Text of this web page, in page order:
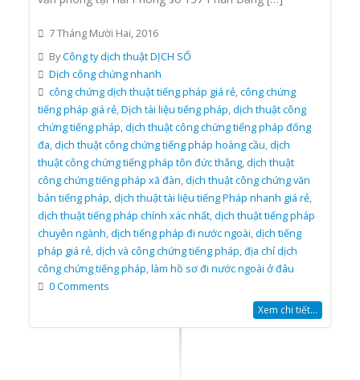
7 Tháng Mười Hai, 2016
ByCông ty dịch thuật DỊCH SỐ
Dịch công chứng nhanh
công chứng dịch thuật tiếng pháp giá rẻ,công chứng
tiếng pháp giá rẻ,Dịch tài liệu tiếng pháp,dịch thuật công
chứng tiếng pháp,dịch thuật công chứng tiếng pháp đống
đa,dịch thuật công chứng tiếng pháp hoàng cầu,dịch
thuật công chứng tiếng pháp tôn đức thắng,dịch thuật
công chứng tiếng pháp xã đàn,dịch thuật công chứng văn
bản tiếng pháp,dịch thuật tài liệu tiếng Pháp nhanh giá rẻ,
dịch thuật tiếng pháp chính xác nhất,dịch thuật tiếng pháp
chuyên ngành,dịch tiếng pháp đi nước ngoài,dịch tiếng
pháp giá rẻ,dịch và công chứng tiếng pháp,địa chỉ dịch
công chứng tiếng pháp,làm hồ sơ đi nước ngoài ở đâu
0 Comments
Xem chi tiết...